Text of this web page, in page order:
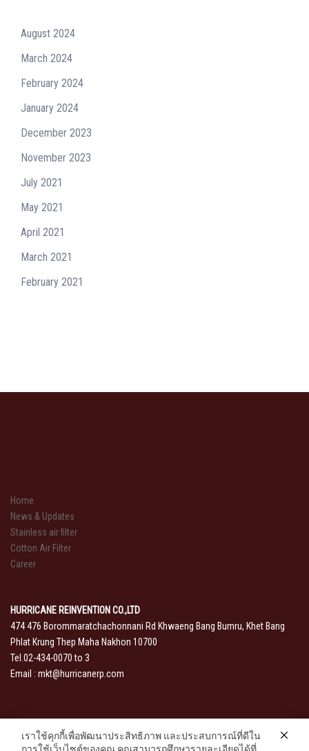
August 2024
March 2024
February 2024
January 2024
December 2023
November 2023
July 2021
May 2021
April 2021
March 2021
February 2021
Home
News & Updates
Stainless air filter
Cotton Air Filter
Career
HURRICANE REINVENTION CO.,LTD
474 476 Borommaratchachonnani Rd Khwaeng Bang Bumru, Khet Bang
Phlat Krung Thep Maha Nakhon 10700
Tel.02-434-0070 to 3
Email : mkt@hurricanerp.com
เราใช้คุกกี้เพื่อพัฒนาประสิทธิภาพ และประสบการณ์ที่ดีใน